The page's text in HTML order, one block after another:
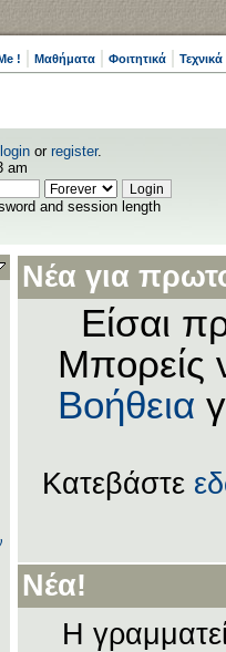
! Μαθήματα Φοιτητικά
login or register.
am
and session length
Νέα για
Είσαι
Μπορείς
Βοήθεια
Κατεβάστε
Νέα!
Η